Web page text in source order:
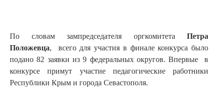
По словам зампредседателя оргкомитета Петра
Положевца, всего для участия в финале конкурса было
подано 82 заявки из 9 федеральных округов. Впервые в
конкурсе примут участие педагогические работники
Республики Крым и города Севастополя.